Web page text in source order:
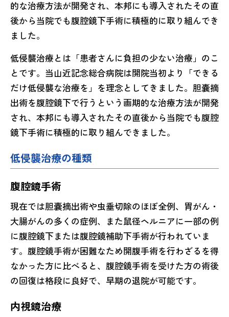
的な治療方法が開発され、本邦にも導入されたその直
後から当院でも腹腔鏡下手術に積極的に取り組んでき
ました。
低侵襲治療とは「患者さんに負担の少ない治療」のこ
とです。当山近記念総合病院は開院当初より「できる
だけ低侵襲な治療を」を理念としてきました。胆嚢摘
出術を腹腔鏡下で行うという画期的な治療方法が開発
され、本邦にも導入されたその直後から当院でも腹腔
鏡下手術に積極的に取り組んできました。
低侵襲治療の種類
腹腔鏡手術
現在では胆嚢摘出術や虫垂切除のほぼ全例、胃がん・
大腸がんの多くの症例、また鼠径ヘルニアに一部の例
に腹腔鏡下または腹腔鏡補助下手術が行われていま
す。腹腔鏡手術が困難なため開腹手術を行わざるを得
なかった方に比べると、腹腔鏡手術を受けた方の術後
の回復は格段に良好で、早期の退院が可能です。
内視鏡治療